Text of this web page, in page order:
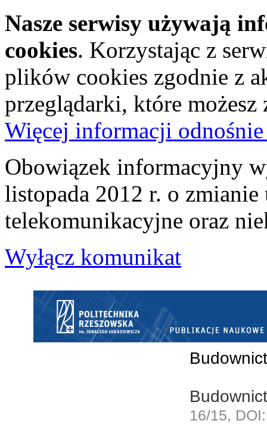
Nasze serwisy używają
cookies. Korzystając z
plików cookies zgodnie z
przeglądarki, które
Więcej informacji
Obowiązek informacyjny
listopada 2012 r. o zmianie
telekomunikacyjne oraz
Wyłącz komunikat
16/15,